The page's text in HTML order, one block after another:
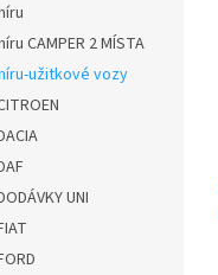
CAMPER 2 MÍSTA
užitkové vozy
UNI